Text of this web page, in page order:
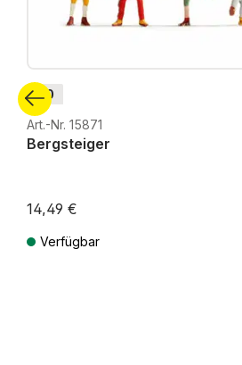
H0
Art.-Nr. 15871
Bergsteiger
14,49 €
Verfügbar